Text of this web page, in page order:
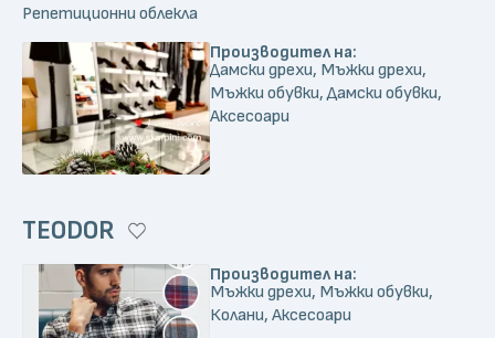
Репетиционни облекла
Производител на:
Дамски дрехи, Мъжки дрехи,
Мъжки обувки, Дамски обувки,
Аксесоари
TEODOR
Производител на:
Мъжки дрехи, Мъжки обувки,
Колани, Аксесоари